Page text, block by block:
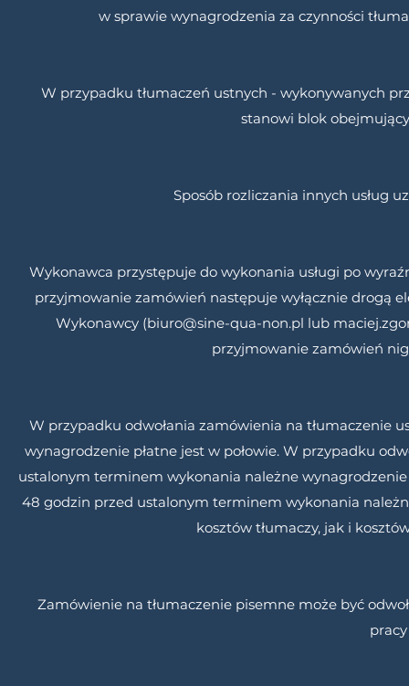
w sprawie wynagrodzenia za czynności
W przypadku tłumaczeń ustnych - wykonywanych
stanowi blok
Sposób rozliczania innych usług
Wykonawca przystępuje do wykonania usługi po
przyjmowanie zamówień następuje wyłącznie drogą
Wykonawcy (biuro@sine-qua-non.pl lub
przyjmowanie zamówień
W przypadku odwołania zamówienia na tłumaczenie
wynagrodzenie płatne jest w połowie. W przypadku
ustalonym terminem wykonania należne
48 godzin przed ustalonym terminem wykonania
kosztów tłumaczy, jak i
Zamówienie na tłumaczenie pisemne może być